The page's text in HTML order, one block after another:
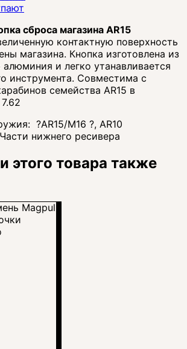
сброса магазина AR15
контактную поверхность
магазина. Кнопка изготовлена из
и легко утанавливается
инструмента. Совместима с
семейства AR15 в
?AR15/M16 ?, AR10
Части нижнего ресивера
этого товара также